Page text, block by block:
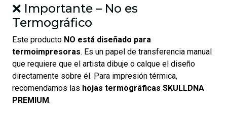
❌ Importante – No es
Termográfico
Este producto NO está diseñado para
termoimpresoras. Es un papel de transferencia manual
que requiere que el artista dibuje o calque el diseño
directamente sobre él. Para impresión térmica,
recomendamos las hojas termográficas SKULLDNA
PREMIUM.